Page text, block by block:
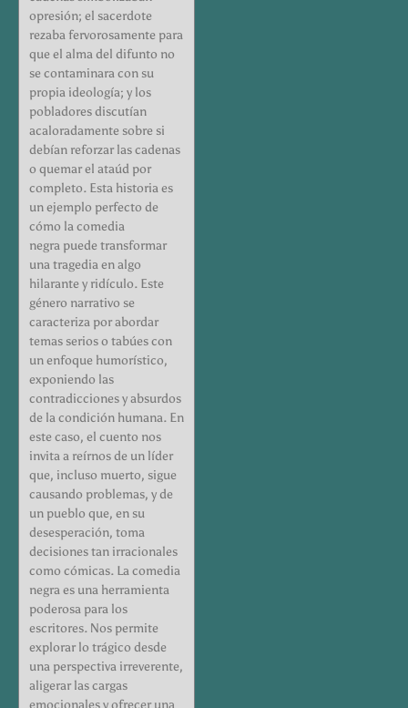
opresión; el sacerdote
rezaba fervorosamente para
que el alma del difunto no
se contaminara con su
propia ideología; y los
pobladores discutían
acaloradamente sobre si
debían reforzar las cadenas
o quemar el ataúd por
completo. Esta historia es
un ejemplo perfecto de
cómo la comedia
negra puede transformar
una tragedia en algo
hilarante y ridículo. Este
género narrativo se
caracteriza por abordar
temas serios o tabúes con
un enfoque humorístico,
exponiendo las
contradicciones y absurdos
de la condición humana. En
este caso, el cuento nos
invita a reírnos de un líder
que, incluso muerto, sigue
causando problemas, y de
un pueblo que, en su
desesperación, toma
decisiones tan irracionales
como cómicas. La comedia
negra es una herramienta
poderosa para los
escritores. Nos permite
explorar lo trágico desde
una perspectiva irreverente,
aligerar las cargas
emocionales y ofrecer una